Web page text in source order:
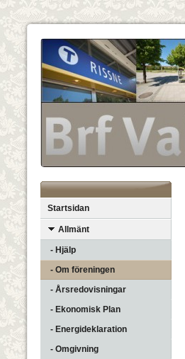
Startsidan
Allmänt
- Hjälp
- Om föreningen
- Årsredovisningar
- Ekonomisk Plan
- Energideklaration
- Omgivning